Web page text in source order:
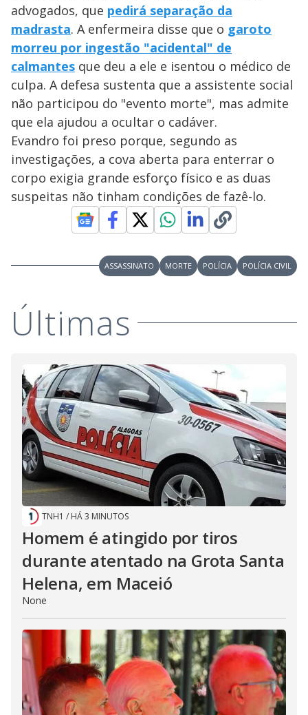
advogados, que pedirá separação da
madrasta. A enfermeira disse que o garoto
morreu por ingestão "acidental" de
calmantes que deu a ele e isentou o médico de
culpa. A defesa sustenta que a assistente social
não participou do "evento morte", mas admite
que ela ajudou a ocultar o cadáver.
Evandro foi preso porque, segundo as
investigações, a cova aberta para enterrar o
corpo exigia grande esforço físico e as duas
suspeitas não tinham condições de fazê-lo.
ASSASSINATO MORTE POLÍCIA POLÍCIA CIVIL
Últimas
TNH1 / HÁ 3 MINUTOS
Homem é atingido por tiros
durante atentado na Grota Santa
Helena, em Maceió
None